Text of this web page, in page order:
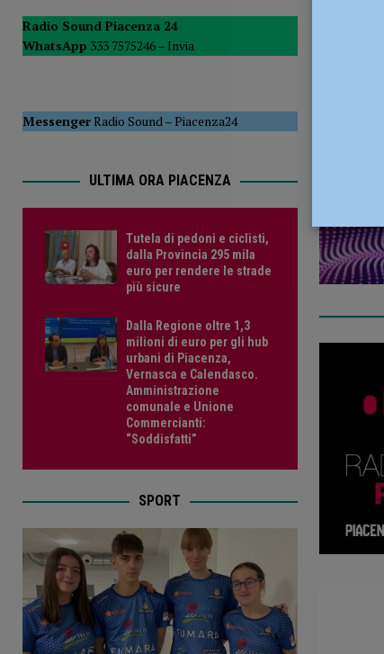
POLITICA
[ 5 Agosto 2026 ] Caldo estremo e asili nido,
Radio Sound Piacenza 24
WhatsApp 333 7575246 – Invia
MessengerRadio Sound–Piacenza24
ULTIMA ORA PIACENZA
Tutela di pedoni e ciclisti,
dalla Provincia 295 mila
euro per rendere le strade
più sicure
Dalla Regione oltre 1,3
milioni di euro per gli hub
urbani di Piacenza,
Vernasca e Calendasco.
Amministrazione
comunale e Unione
Commercianti:
“Soddisfatti”
SPORT